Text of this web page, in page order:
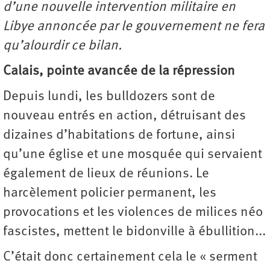
d’une nouvelle intervention militaire en
Libye annoncée par le gouvernement ne fera
qu’alourdir ce bilan.
Calais, pointe avancée de la répression
Depuis lundi, les bulldozers sont de
nouveau entrés en action, détruisant des
dizaines d’habitations de fortune, ainsi
qu’une église et une mosquée qui servaient
également de lieux de réunions. Le
harcèlement policier permanent, les
provocations et les violences de milices néo
fascistes, mettent le bidonville à ébullition...
C’était donc certainement cela le « serment